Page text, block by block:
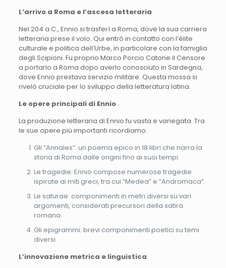
L’arrivo a Roma e l’ascesa letteraria
Nel 204 a.C., Ennio si trasferì a Roma, dove la sua carriera
letteraria prese il volo. Qui entrò in contatto con l’élite
culturale e politica dell’Urbe, in particolare con la famiglia
degli Scipioni. Fu proprio Marco Porcio Catone il Censore
a portarlo a Roma dopo averlo conosciuto in Sardegna,
dove Ennio prestava servizio militare. Questa mossa si
rivelò cruciale per lo sviluppo della letteratura latina.
Le opere principali di Ennio
La produzione letteraria di Ennio fu vasta e variegata. Tra
le sue opere più importanti ricordiamo:
Gli “Annales”: un poema epico in 18 libri che narra la
storia di Roma dalle origini fino ai suoi tempi.
Le tragedie: Ennio compose numerose tragedie
ispirate ai miti greci, tra cui “Medea” e “Andromaca”.
Le saturae: componimenti in metri diversi su vari
argomenti, considerati precursori della satira
romana.
Gli epigrammi: brevi componimenti poetici su temi
diversi.
L’innovazione metrica e linguistica